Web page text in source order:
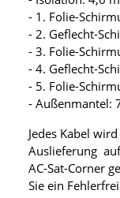
- 1. Folie-
- 2. Geflecht-
- 3. Folie-
- 4. Geflecht-
- 5. Folie-
- Außenmantel:
Jedes Kabel
Auslieferung
AC-Sat-Corner
Sie ein